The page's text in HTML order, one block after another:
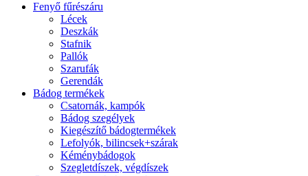
Fenyő fűrészáru
Lécek
Deszkák
Stafnik
Pallók
Szarufák
Gerendák
Bádog termékek
Csatornák, kampók
Bádog szegélyek
Kiegészítő bádogtermékek
Lefolyók, bilincsek+szárak
Kéménybádogok
Szegletdíszek, végdíszek